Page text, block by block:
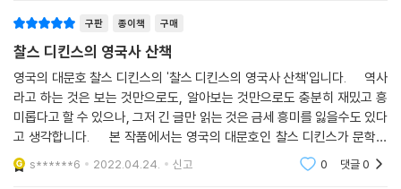
더 가깝다. 실제로 그는 수많은 유대인을 학살했을 뿐 아니라 순전히 재미
를 위해 살인을 서슴지 않았을 정도로 잔인한 왕이었다. 엘리자베스 1세에
대한 해석도 흥미롭다. 그녀는 세상에 알려진 것처럼 위대한 여왕이 아니
라 자신이 왕으로 군림하던 시대에 운 좋게도 윌리엄 셰익스피어, 프랜시
스 베이컨, 에드먼드 스펜서, 프랜시스 드레이크 제독 같은 위대한 인물이
많이 배출되어 명성이 높아진 측면이 강하다.
그렇다면 디킨스는 어떤 왕을 ‘좋은 왕’으로 평가할까? 2천 년 영국 역사를
구판 종이책 구매
찰스 디킨스의 영국사 산책
영국의 대문호 찰스 디킨스의 '찰스 디킨스의 영국사 산책'입니다. 역사
라고 하는 것은 보는 것만으로도, 알아보는 것만으로도 충분히 재밌고 흥
미롭다고 할 수 있으나, 그저 긴 글만 읽는 것은 금세 흥미를 잃을수도 있다
고 생각합니다. 본 작품에서는 영국의 대문호인 찰스 디킨스가 문학적
표현을 통해 영국의 역사를 재밌게 알아볼 수 있게 해주는 좋은 작품이라
고 생
s******6 2022.04.24. 신고 0 댓글0